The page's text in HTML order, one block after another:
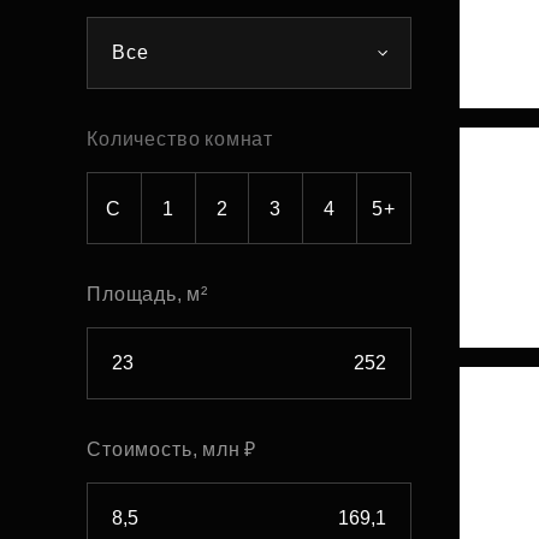
Все
Количество комнат
С 1 2 3 4 5+
Площадь, м²
Стоимость, млн ₽